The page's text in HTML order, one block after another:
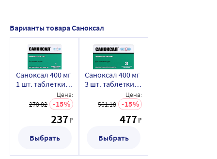
Варианты товара Саноксал
Саноксал 400 мг
1 шт. таблетки
жевательныеЦена:
278.82
15
237₽
Выбрать
Саноксал 400 мг
3 шт. таблетки
жевательныеЦена:
561.18
15
477₽
Выбрать